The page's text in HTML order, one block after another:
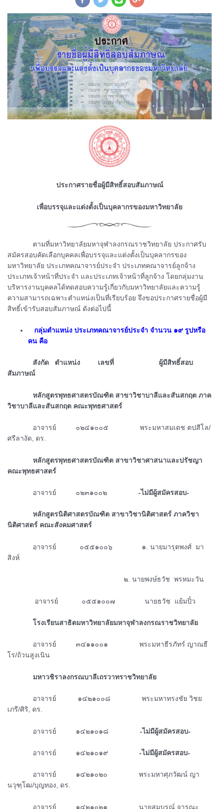
ประกาศรายชื่อผู้มีสิทธิ์สอบสัมภาษณ์
เพื่อบรรจุและแต่งตั้งเป็นบุคลากรของมหาวิทยาลัย
ᅠᅠᅠᅠตามที่มหาวิทยาลัยมหาจุฬาลงกรณราชวิทยาลัย ประกาศรับ
สมัครสอบคัดเลือกบุคคลเพื่อบรรจุและแต่งตั้งเป็นบุคลากรของ
มหาวิทยาลัย ประเภทคณาจารย์ประจำ ประเภทคณาจารย์ลูกจ้าง
ประเภทเจ้าหน้าที่ประจำ และประเภทเจ้าหน้าที่ลูกจ้าง โดยกลุ่มงาน
บริหารงานบุคคลได้ทดสอบความรู้เกี่ยวกับมหาวิทยาลัยและความรู้
ความสามารถเฉพาะตำแหน่งเป็นที่เรียบร้อย จึงขอประกาศรายชื่อผู้มี
สิทธิ์เข้ารับสอบสัมภาษณ์ ดังต่อไปนี้
ᅠกลุ่มตำแหน่ง ประเภทคณาจารย์ประจำ จำนวน ๑๙ รูปหรือ
คน คือ
ᅠᅠᅠᅠสังกัด ตำแหน่ง เลขที่ ผู้มีสิทธิ์สอบ
สัมภาษณ์
ᅠᅠᅠᅠหลักสูตรพุทธศาสตรบัณฑิต สาขาวิชาบาลีและสันสกฤต ภาค
วิชาบาลีและสันสกฤต คณะพุทธศาสตร์
ᅠᅠᅠᅠอาจารย์ ๐๒๔๑๐๐๕ พระมหาสมเดช ตปสีโล/
ศรีลางัด, ดร.
ᅠᅠᅠᅠหลักสูตรพุทธศาสตรบัณฑิต สาขาวิชาศาสนาและปรัชญา
คณะพุทธศาสตร์
ᅠᅠᅠᅠอาจารย์ ๐๒๓๑๐๐๒ -ไม่มีผู้สมัครสอบ-
ᅠᅠᅠᅠหลักสูตรนิติศาสตรบัณฑิต สาขาวิชานิติศาสตร์ ภาควิชา
นิติศาสตร์ คณะสังคมศาสตร์
ᅠᅠᅠᅠอาจารย์ ๐๕๕๑๐๐๖ ๑. นายมารุตพงศ์ มา
สิงห์
ᅠᅠᅠᅠᅠᅠᅠᅠᅠᅠᅠᅠᅠᅠᅠᅠᅠᅠ ๒. นายพงษ์ธวัช พรหมะวัน
ᅠᅠᅠᅠ อาจารย์ ๐๕๕๑๐๐๗ นายธวัช แย้มปิ๋ว
ᅠᅠᅠᅠโรงเรียนสาธิตมหาวิทยาลัยมหาจุฬาลงกรณราชวิทยาลัย
ᅠᅠᅠᅠอาจารย์ ๓๔๑๑๐๐๑ พระมหาธีรภัทร์ ญาณธี
โร/ถ้วนสูงเนิน
ᅠᅠᅠᅠมหาวชิราลงกรณบาลีเถรวาทราชวิทยาลัย
ᅠᅠᅠᅠอาจารย์ ๑๔๒๑๐๐๘ พระมหาทรงชัย วิชย
เภรี/ศิริ, ดร.
ᅠᅠᅠᅠอาจารย์ ๑๔๒๑๐๑๘ -ไม่มีผู้สมัครสอบ-
ᅠᅠᅠᅠอาจารย์ ๑๔๒๑๐๑๙ -ไม่มีผู้สมัครสอบ-
ᅠᅠᅠᅠอาจารย์ ๑๔๒๑๐๒๐ พระมหาศุภวัฒน์ ญา
นวุฑฺโฒ/บุญทอง, ดร.
ᅠᅠᅠᅠอาจารย์ ๑๔๒๑๐๒๑ นายสมบูรณ์ จารุณะ